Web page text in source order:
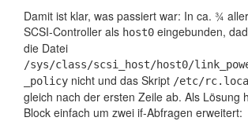
Damit ist klar, was passiert war: In ca. ¾
SCSI-Controller als host0 eingebunden,
die Datei
/sys/class/scsi_host/host0/
_policy nicht und das Skript /etc/
gleich nach der ersten Zeile ab. Als Lösung
Block einfach um zwei if-Abfragen erweitert: